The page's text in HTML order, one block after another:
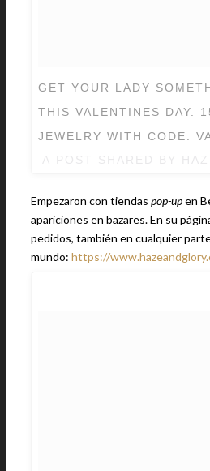
GET YOUR LADY
THIS VALENTINES DAY.
JEWELRY WITH CODE:
Empezaron con tiendas pop-upen
apariciones en bazares. En su
pedidos, también en cualquier
mundo: https://